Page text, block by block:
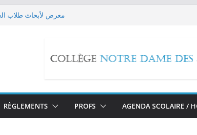
معرض لأبحاث طلاب
مسيرة صلاة بمناسبة تطويب
RÈGLEMENTS PROFS AGENDA SCOLAIRE /